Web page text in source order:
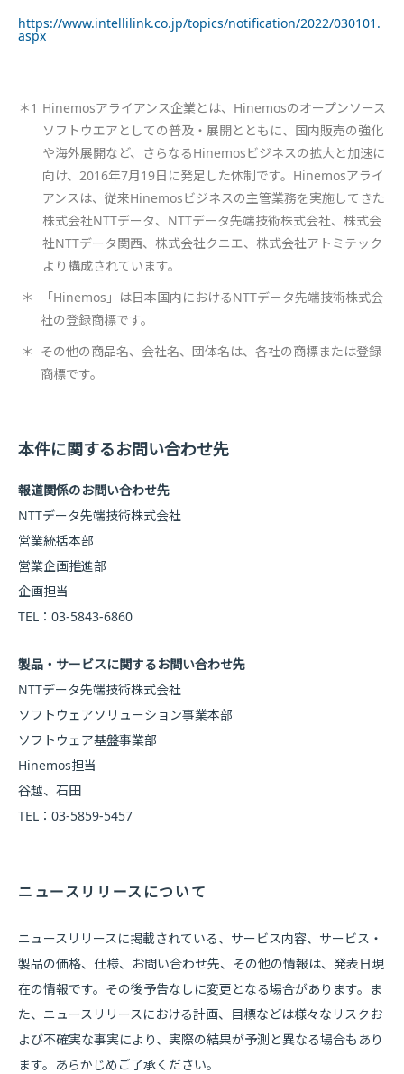
https://www.intellilink.co.jp/topics/notification/2022/030101.
aspx
＊1 Hinemosアライアンス企業とは、Hinemosのオープンソース
ソフトウエアとしての普及・展開とともに、国内販売の強化
や海外展開など、さらなるHinemosビジネスの拡大と加速に
向け、2016年7月19日に発足した体制です。Hinemosアライ
アンスは、従来Hinemosビジネスの主管業務を実施してきた
株式会社NTTデータ、NTTデータ先端技術株式会社、株式会
社NTTデータ関西、株式会社クニエ、株式会社アトミテック
より構成されています。
＊
「Hinemos」は日本国内におけるNTTデータ先端技術株式会
社の登録商標です。
＊ その他の商品名、会社名、団体名は、各社の商標または登録
商標です。
本件に関するお問い合わせ先
報道関係のお問い合わせ先
NTTデータ先端技術株式会社
営業統括本部
営業企画推進部
企画担当
TEL：03-5843-6860
製品・サービスに関するお問い合わせ先
NTTデータ先端技術株式会社
ソフトウェアソリューション事業本部
ソフトウェア基盤事業部
Hinemos担当
谷越、石田
TEL：03-5859-5457
ニュースリリースについて
ニュースリリースに掲載されている、サービス内容、サービス・
製品の価格、仕様、お問い合わせ先、その他の情報は、発表日現
在の情報です。その後予告なしに変更となる場合があります。ま
た、ニュースリリースにおける計画、目標などは様々なリスクお
よび不確実な事実により、実際の結果が予測と異なる場合もあり
ます。あらかじめご了承ください。